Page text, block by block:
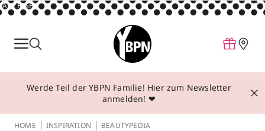
ANZEIGE
Parfum
Make-up
Behandlungen
Werde Teil der YBPN Familie! Hier zum Newsletter
anmelden! ❤
HOME INSPIRATION BEAUTYPEDIA